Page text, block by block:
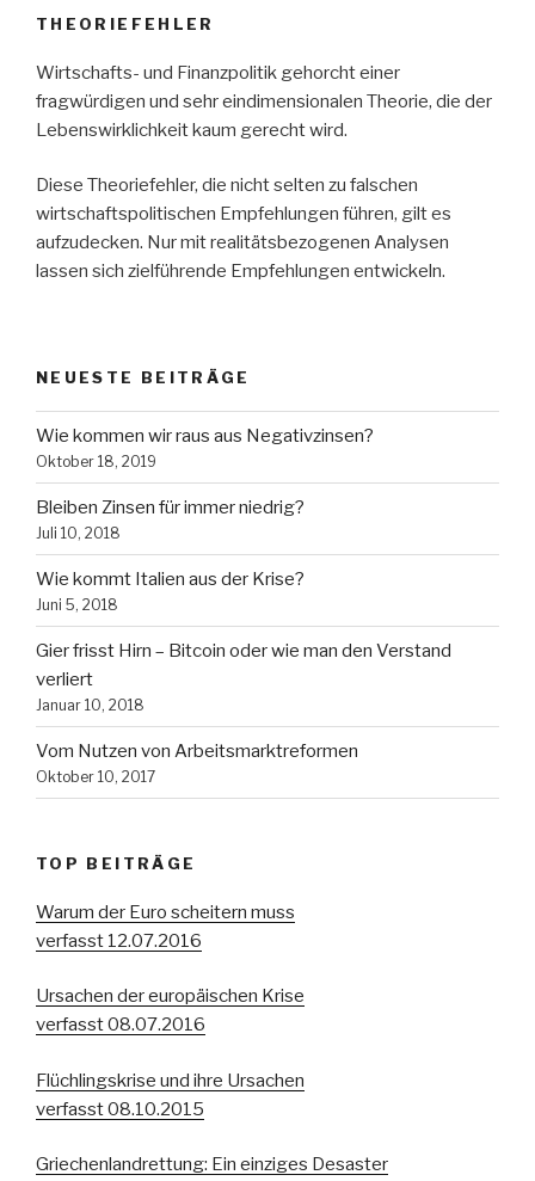
THEORIEFEHLER
Wirtschafts- und Finanzpolitik gehorcht einer
fragwürdigen und sehr eindimensionalen Theorie, die der
Lebenswirklichkeit kaum gerecht wird.
Diese Theoriefehler, die nicht selten zu falschen
wirtschaftspolitischen Empfehlungen führen, gilt es
aufzudecken. Nur mit realitätsbezogenen Analysen
lassen sich zielführende Empfehlungen entwickeln.
NEUESTE BEITRÄGE
Wie kommen wir raus aus Negativzinsen?
Oktober 18, 2019
Bleiben Zinsen für immer niedrig?
Juli 10, 2018
Wie kommt Italien aus der Krise?
Juni 5, 2018
Gier frisst Hirn – Bitcoin oder wie man den Verstand
verliert
Januar 10, 2018
Vom Nutzen von Arbeitsmarktreformen
Oktober 10, 2017
TOP BEITRÄGE
Warum der Euro scheitern muss
verfasst 12.07.2016
Ursachen der europäischen Krise
verfasst 08.07.2016
Flüchlingskrise und ihre Ursachen
verfasst 08.10.2015
Griechenlandrettung: Ein einziges Desaster